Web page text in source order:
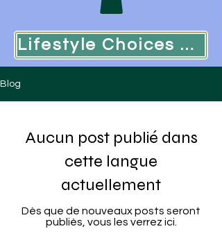
Lifestyle Choices Goals & Dreams
Blog
Aucun post publié dans
cette langue
actuellement
Dès que de nouveaux posts seront
publiés, vous les verrez ici.